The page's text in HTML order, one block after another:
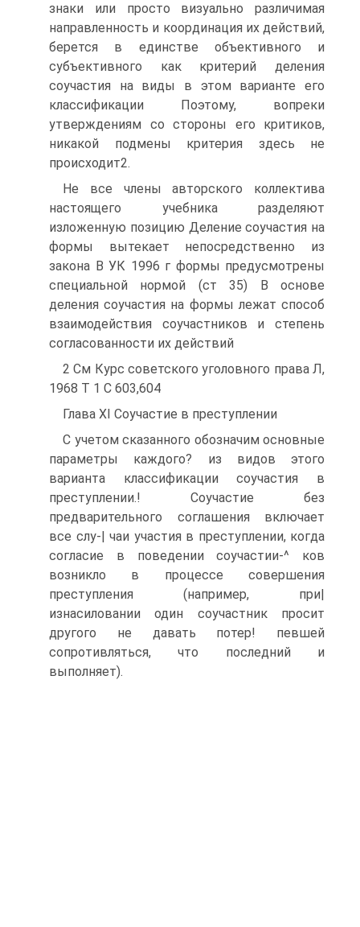
знаки или просто визуально различимая
направленность и координация их действий,
берется в единстве объективного и
субъективного как критерий деления
соучастия на виды в этом варианте его
классификации Поэтому, вопреки
утверждениям со стороны его критиков,
никакой подмены критерия здесь не
происходит2.
Не все члены авторского коллектива
настоящего учебника разделяют
изложенную позицию Деление соучастия на
формы вытекает непосредственно из
закона В УК 1996 г формы предусмотрены
специальной нормой (ст 35) В основе
деления соучастия на формы лежат способ
взаимодействия соучастников и степень
согласованности их действий
2 См Курс советского уголовного права Л,
1968 Т 1 С 603,604
Глава XI Соучастие в преступлении
С учетом сказанного обозначим основные
параметры каждого? из видов этого
варианта классификации соучастия в
преступлении.! Соучастие без
предварительного соглашения включает
все слу-| чаи участия в преступлении, когда
согласие в поведении соучастии-^ ков
возникло в процессе совершения
преступления (например, при|
изнасиловании один соучастник просит
другого не давать потер! певшей
сопротивляться, что последний и
выполняет).